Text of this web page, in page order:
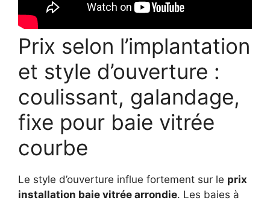
Prix selon l’implantation
et style d’ouverture :
coulissant, galandage,
fixe pour baie vitrée
courbe
Le style d’ouverture influe fortement sur le prix
installation baie vitrée arrondie. Les baies à